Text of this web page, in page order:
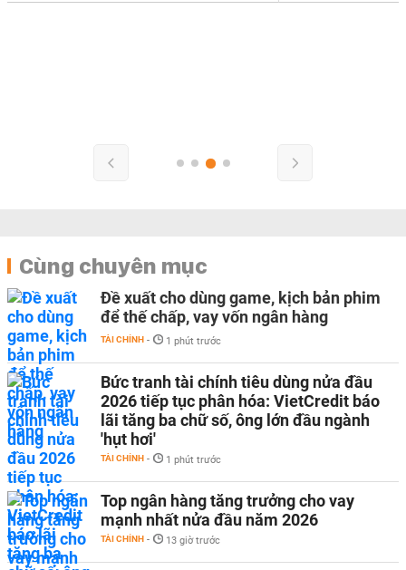
Cùng chuyên mục
Đề xuất cho dùng game, kịch bản phim
để thế chấp, vay vốn ngân hàng
TÀI CHÍNH - 1 phút trước
Bức tranh tài chính tiêu dùng nửa đầu
2026 tiếp tục phân hóa: VietCredit báo
lãi tăng ba chữ số, ông lớn đầu ngành
'hụt hơi'
TÀI CHÍNH - 1 phút trước
Top ngân hàng tăng trưởng cho vay
mạnh nhất nửa đầu năm 2026
TÀI CHÍNH - 13 giờ trước